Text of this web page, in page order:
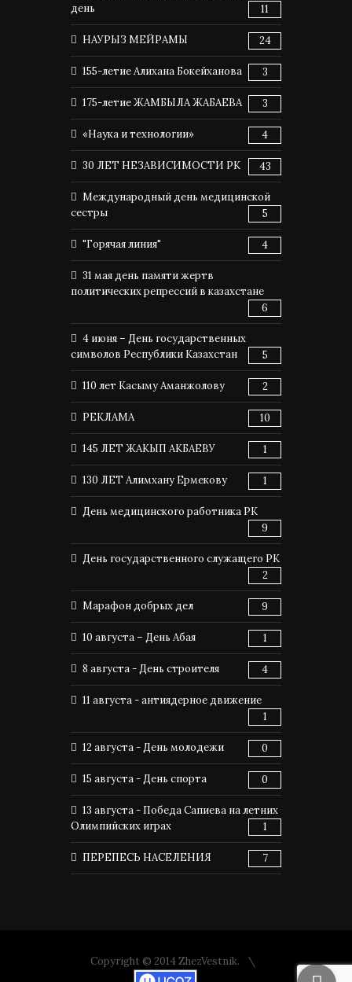
день
11
НАУРЫЗ МЕЙРАМЫ 24
155-летие Алихана Бокейханова 3
175-летие ЖАМБЫЛА ЖАБАЕВА 3
«Наука и технологии» 4
30 ЛЕТ НЕЗАВИСИМОСТИ РК 43
Международный день медицинской
сестры
5
"Горячая линия" 4
31 мая день памяти жертв
политических репрессий в казахстане
6
4 июня – День государственных
символов Республики Казахстан
5
110 лет Касыму Аманжолову 2
РЕКЛАМА 10
145 ЛЕТ ЖАКЫП АКБАЕВУ 1
130 ЛЕТ Алимхану Ермекову 1
День медицинского работника РК
9
День государственного служащего РК
2
Марафон добрых дел 9
10 августа – День Абая 1
8 августа - День строителя 4
11 августа - антиядерное движение
1
12 августа - День молодежи 0
15 августа - День спорта 0
13 августа - Победа Сапиева на летних
Олимпийских играх
1
ПЕРЕПЕСЬ НАСЕЛЕНИЯ 7
Copyright © 2014 ZhezVestnik.